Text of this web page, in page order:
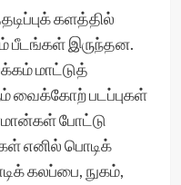
களத்தில்
பீடங்கள் இருந்தன.
மாட்டுத்
வைக்கோற் படப்புகள்
போட்டு
எனில் பொடிக்
கலப்பை, நுகம்,